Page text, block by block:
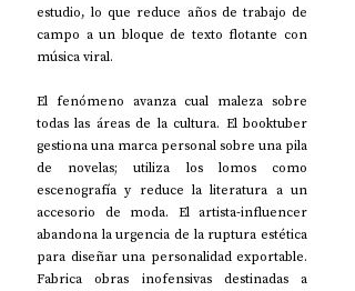
estudio, lo que reduce años de trabajo de
campo a un bloque de texto flotante con
música viral.
El fenómeno avanza cual maleza sobre
todas las áreas de la cultura. El booktuber
gestiona una marca personal sobre una pila
de novelas; utiliza los lomos como
escenografía y reduce la literatura a un
accesorio de moda. El artista-influencer
abandona la urgencia de la ruptura estética
para diseñar una personalidad exportable.
Fabrica obras inofensivas destinadas a